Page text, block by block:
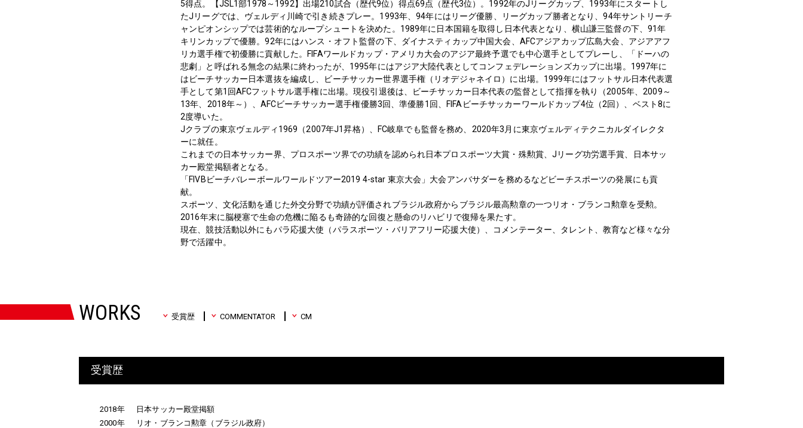
5得点。【JSL1部1978～1992】出場210試合（歴代9位）得点69点（歴代3位）。1992年のJリーグカップ、1993年にスタートし
たJリーグでは、ヴェルディ川崎で引き続きプレー。1993年、94年にはリーグ優勝、リーグカップ勝者となり、94年サントリーチ
ャンピオンシップでは芸術的なループシュートを決めた。1989年に日本国籍を取得し日本代表となり、横山謙三監督の下、91年
キリンカップで優勝。92年にはハンス・オフト監督の下、ダイナスティカップ中国大会、AFCアジアカップ広島大会、アジアアフ
リカ選手権で初優勝に貢献した。FIFAワールドカップ・アメリカ大会のアジア最終予選でも中心選手としてプレーし、「ドーハの
悲劇」と呼ばれる無念の結果に終わったが、1995年にはアジア大陸代表としてコンフェデレーションズカップに出場。1997年に
はビーチサッカー日本選抜を編成し、ビーチサッカー世界選手権（リオデジャネイロ）に出場。1999年にはフットサル日本代表選
手として第1回AFCフットサル選手権に出場。現役引退後は、ビーチサッカー日本代表の監督として指揮を執り（2005年、2009～
13年、2018年～）、AFCビーチサッカー選手権優勝3回、準優勝1回、FIFAビーチサッカーワールドカップ4位（2回）、ベスト8に
2度導いた。
Jクラブの東京ヴェルディ1969（2007年J1昇格）、FC岐阜でも監督を務め、2020年3月に東京ヴェルディテクニカルダイレクタ
ーに就任。
これまでの日本サッカー界、プロスポーツ界での功績を認められ日本プロスポーツ大賞・殊勲賞、Jリーグ功労選手賞、日本サッ
カー殿堂掲額者となる。
「FIVBビーチバレーボールワールドツアー2019 4-star 東京大会」大会アンバサダーを務めるなどビーチスポーツの発展にも貢
献。
スポーツ、文化活動を通じた外交分野で功績が評価されブラジル政府からブラジル最高勲章の一つリオ・ブランコ勲章を受勲。
2016年末に脳梗塞で生命の危機に陥るも奇跡的な回復と懸命のリハビリで復帰を果たす。
現在、競技活動以外にもパラ応援大使（パラスポーツ・バリアフリー応援大使）、コメンテーター、タレント、教育など様々な分
野で活躍中。
WORKS 受賞歴 COMMENTATOR CM
受賞歴
2018年
日本サッカー殿堂掲額
2000年
リオ・ブランコ勲章（ブラジル政府）